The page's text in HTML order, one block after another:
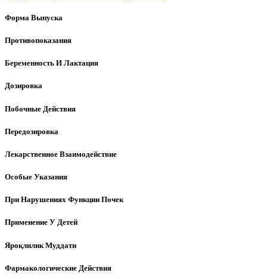
Форма Выпуска
Противопоказания
Беременность И Лактация
Дозировка
Побочные Действия
Передозировка
Лекарственное Взаимодействие
Особые Указания
При Нарушениях Функции Почек
Применение У Детей
Яроқлилик Муддати
Фармакологические Действия